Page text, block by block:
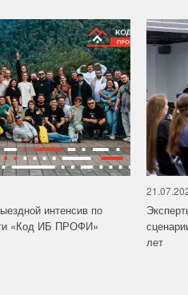
интенсив по
«Код ИБ ПРОФИ»
лет